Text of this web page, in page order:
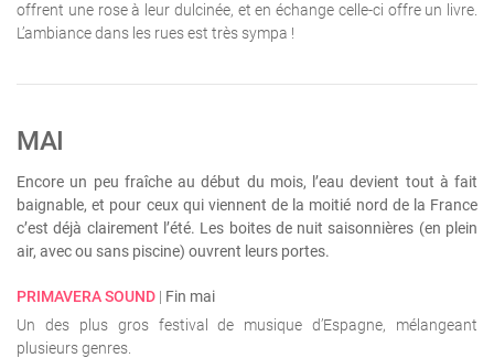
offrent une rose à leur dulcinée, et en échange celle-ci offre un livre.
L’ambiance dans les rues est très sympa !
MAI
Encore un peu fraîche au début du mois, l’eau devient tout à fait
baignable, et pour ceux qui viennent de la moitié nord de la France
c’est déjà clairement l’été. Les boites de nuit saisonnières (en plein
air, avec ou sans piscine) ouvrent leurs portes.
PRIMAVERA SOUND | Fin mai
Un des plus gros festival de musique d’Espagne, mélangeant
plusieurs genres.